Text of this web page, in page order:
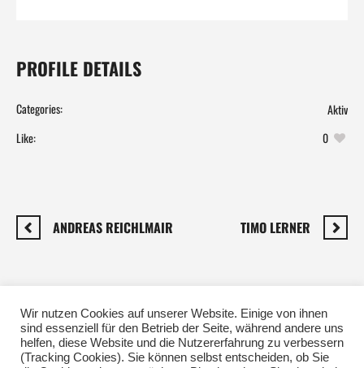
PROFILE DETAILS
Categories:
Aktiv
Like:
0
TIMO LERNER
ANDREAS REICHLMAIR
SHARE THIS PROFILE?
Wir nutzen Cookies auf unserer Website. Einige von ihnen
sind essenziell für den Betrieb der Seite, während andere uns
helfen, diese Website und die Nutzererfahrung zu verbessern
(Tracking Cookies). Sie können selbst entscheiden, ob Sie